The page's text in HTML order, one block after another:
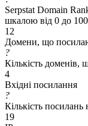
Serpstat Domain
шкалою від 0 до
12
Домени, що
?
Кількість доменів,
4
Вхідні посилання
?
Кількість посилань
19